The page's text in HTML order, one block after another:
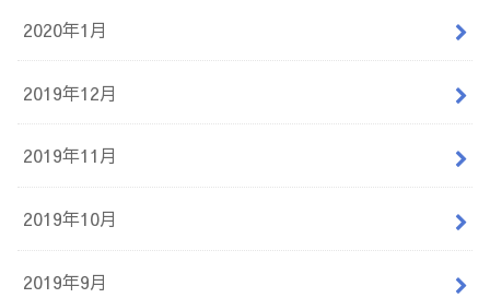
2020年1月
2019年12月
2019年11月
2019年10月
2019年9月